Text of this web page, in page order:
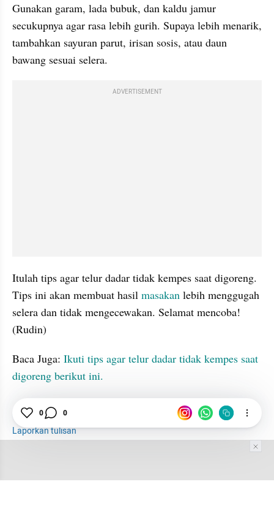
Gunakan garam, lada bubuk, dan kaldu jamur
secukupnya agar rasa lebih gurih. Supaya lebih menarik,
tambahkan sayuran parut, irisan sosis, atau daun
bawang sesuai selera.
ADVERTISEMENT
Itulah tips agar telur dadar tidak kempes saat digoreng.
Tips ini akan membuat hasil masakan lebih menggugah
selera dan tidak mengecewakan. Selamat mencoba!
(Rudin)
Baca Juga: Ikuti tips agar telur dadar tidak kempes saat
digoreng berikut ini.
Tips Telur Dadar
seo suggest
Laporkan tulisan
0 0